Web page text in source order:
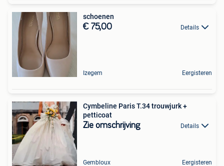
schoenen
€ 75,00 Details
Izegem Eergisteren
Cymbeline Paris T.34 trouwjurk +
petticoat
Zie omschrijving Details
Gembloux Eergisteren